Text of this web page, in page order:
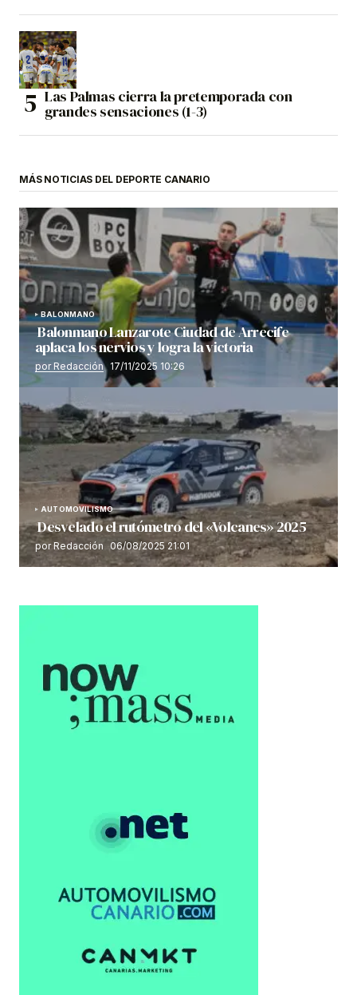
Las Palmas cierra la pretemporada con
grandes sensaciones (1-3)
MÁS NOTICIAS DEL DEPORTE CANARIO
BALONMANO
Balonmano Lanzarote Ciudad de Arrecife
aplaca los nervios y logra la victoria
por Redacción 17/11/2025 10:26
AUTOMOVILISMO
Desvelado el rutómetro del «Volcanes» 2025
por Redacción 06/08/2025 21:01